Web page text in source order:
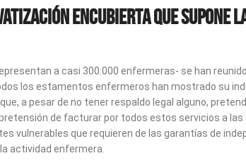
encubierta que supone
a casi 300.000 enfermeras- se han
los estamentos enfermeros han mostrado su
a pesar de no tener respaldo legal alguno,
de facturar por todos estos servicios a las
vulnerables que requieren de las garantías de
actividad enfermera.